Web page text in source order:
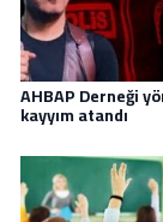
AHBAP Derneği
kayyım atandı